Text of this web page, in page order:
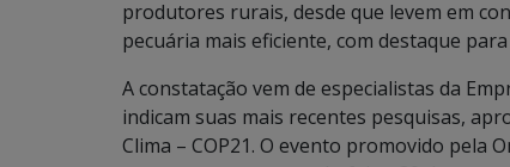
produtores rurais, desde que levem em
pecuária mais eficiente, com destaque
A constatação vem de especialistas da
indicam suas mais recentes pesquisas,
Clima – COP21. O evento promovido pela